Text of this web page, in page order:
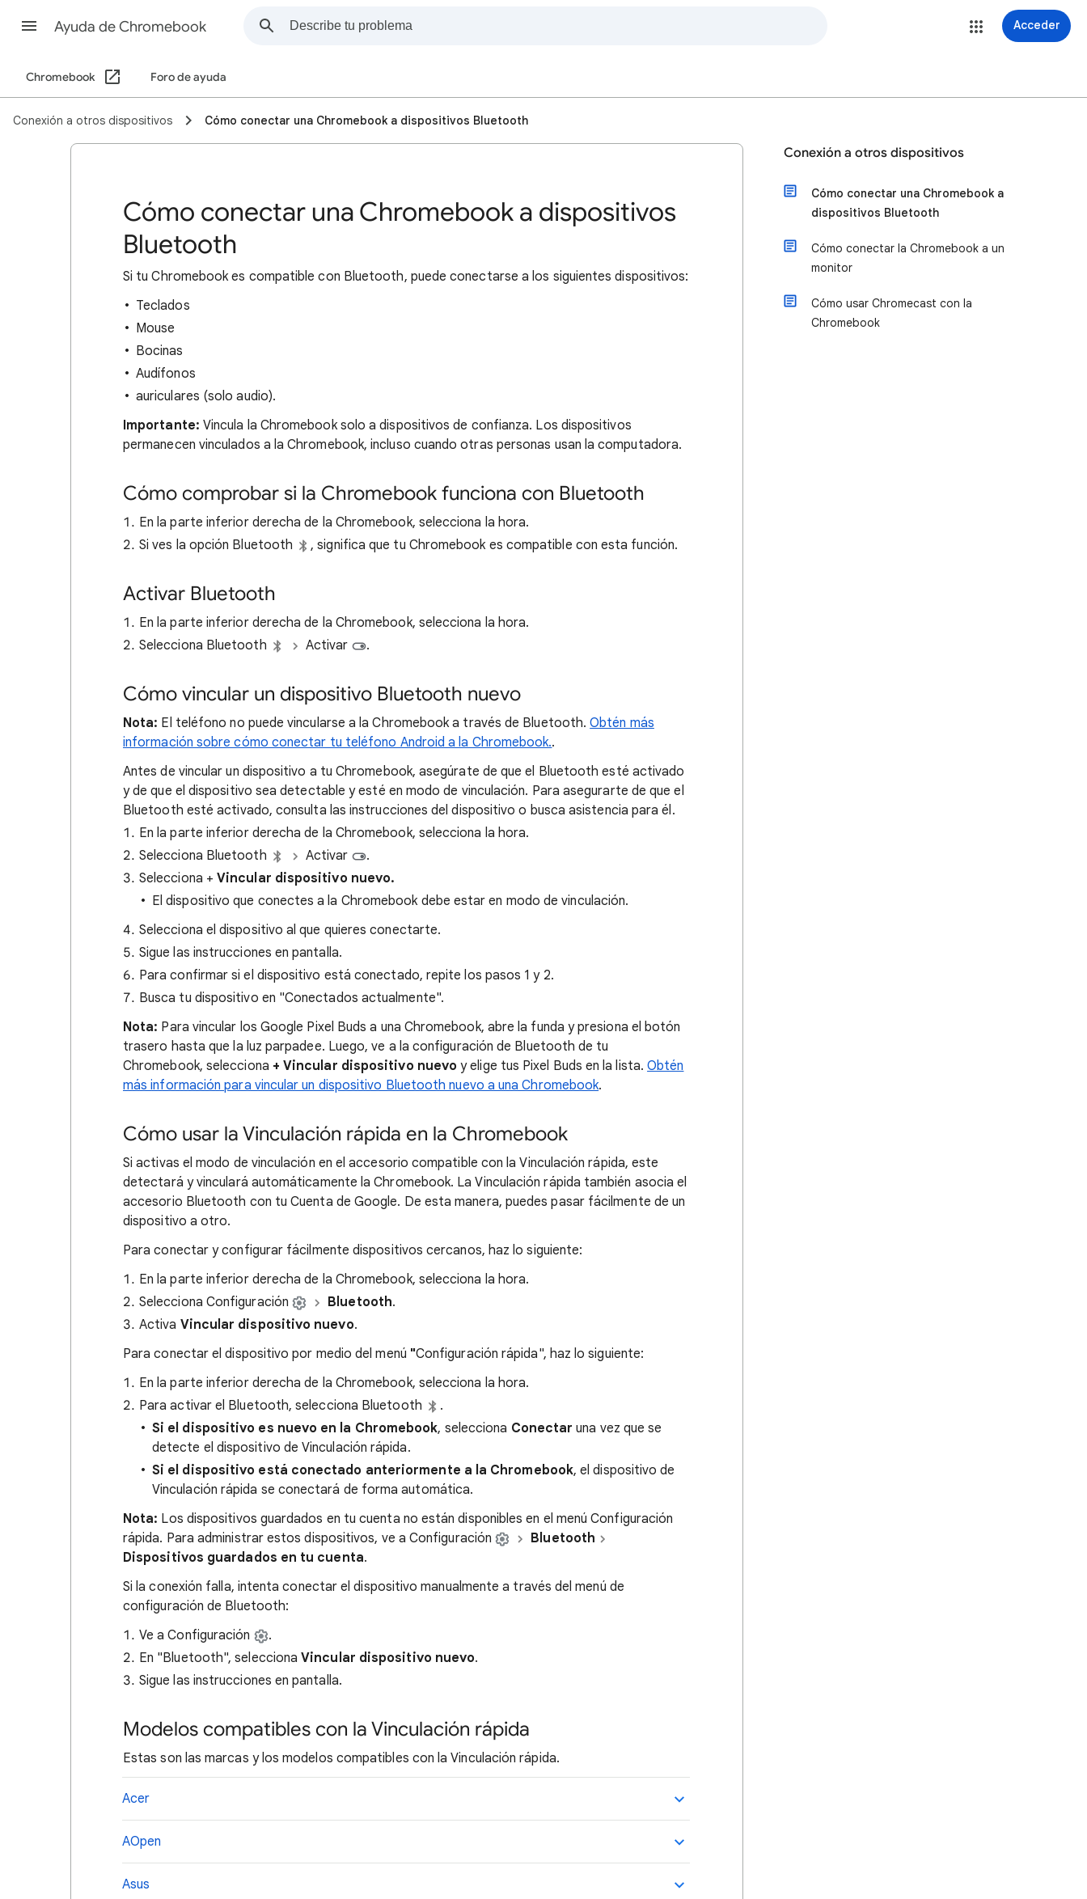
Ayuda de Chromebook Acceder
Chromebook Foro de ayuda
Conexión a otros dispositivos Cómo conectar una Chromebook a dispositivos Bluetooth
Cómo conectar una Chromebook a dispositivos
Bluetooth
Si tu Chromebook es compatible con Bluetooth, puede conectarse a los siguientes dispositivos:
Teclados
Mouse
Bocinas
Audífonos
auriculares (solo audio).
Importante: Vincula la Chromebook solo a dispositivos de confianza. Los dispositivos
permanecen vinculados a la Chromebook, incluso cuando otras personas usan la computadora.
Cómo comprobar si la Chromebook funciona con Bluetooth
En la parte inferior derecha de la Chromebook, selecciona la hora.
Si ves la opción Bluetooth
, significa que tu Chromebook es compatible con esta función.
Activar Bluetooth
En la parte inferior derecha de la Chromebook, selecciona la hora.
Selecciona Bluetooth
Activar .
Cómo vincular un dispositivo Bluetooth nuevo
Nota: El teléfono no puede vincularse a la Chromebook a través de Bluetooth.Obtén más
información sobre cómo conectar tu teléfono Android a la Chromebook..
Antes de vincular un dispositivo a tu Chromebook, asegúrate de que el Bluetooth esté activado
y de que el dispositivo sea detectable y esté en modo de vinculación. Para asegurarte de que el
Bluetooth esté activado, consulta las instrucciones del dispositivo o busca asistencia para él.
En la parte inferior derecha de la Chromebook, selecciona la hora.
Selecciona Bluetooth
Activar
.
Selecciona + Vincular dispositivo nuevo.
El dispositivo que conectes a la Chromebook debe estar en modo de vinculación.
Selecciona el dispositivo al que quieres conectarte.
Sigue las instrucciones en pantalla.
Para confirmar si el dispositivo está conectado, repite los pasos 1 y 2.
Busca tu dispositivo en "Conectados actualmente".
Nota: Para vincular los Google Pixel Buds a una Chromebook, abre la funda y presiona el botón
trasero hasta que la luz parpadee. Luego, ve a la configuración de Bluetooth de tu
Chromebook, selecciona + Vincular dispositivo nuevo y elige tus Pixel Buds en la lista.Obtén
más información para vincular un dispositivo Bluetooth nuevo a una Chromebook.
Cómo usar la Vinculación rápida en la Chromebook
Si activas el modo de vinculación en el accesorio compatible con la Vinculación rápida, este
detectará y vinculará automáticamente la Chromebook. La Vinculación rápida también asocia el
accesorio Bluetooth con tu Cuenta de Google. De esta manera, puedes pasar fácilmente de un
dispositivo a otro.
Para conectar y configurar fácilmente dispositivos cercanos, haz lo siguiente:
En la parte inferior derecha de la Chromebook, selecciona la hora.
Selecciona Configuración
Bluetooth.
Activa Vincular dispositivo nuevo.
Para conectar el dispositivo por medio del menú "Configuración rápida", haz lo siguiente:
En la parte inferior derecha de la Chromebook, selecciona la hora.
Para activar el Bluetooth, selecciona Bluetooth
.
Si el dispositivo es nuevo en la Chromebook, selecciona Conectar una vez que se
detecte el dispositivo de Vinculación rápida.
Si el dispositivo está conectado anteriormente a la Chromebook, el dispositivo de
Vinculación rápida se conectará de forma automática.
Nota: Los dispositivos guardados en tu cuenta no están disponibles en el menú Configuración
rápida. Para administrar estos dispositivos, ve a Configuración
Bluetooth
Dispositivos guardados en tu cuenta.
Si la conexión falla, intenta conectar el dispositivo manualmente a través del menú de
configuración de Bluetooth:
Ve a Configuración
.
En "Bluetooth", selecciona Vincular dispositivo nuevo.
Sigue las instrucciones en pantalla.
Modelos compatibles con la Vinculación rápida
Estas son las marcas y los modelos compatibles con la Vinculación rápida.
Acer
AOpen
Asus
Conexión a otros dispositivos
Cómo conectar una Chromebook a
dispositivos Bluetooth
Cómo conectar la Chromebook a un
monitor
Cómo usar Chromecast con la
Chromebook